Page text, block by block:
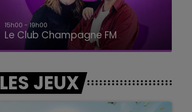
15h00 - 19h00
Le Club Champagne FM
LES JEUX